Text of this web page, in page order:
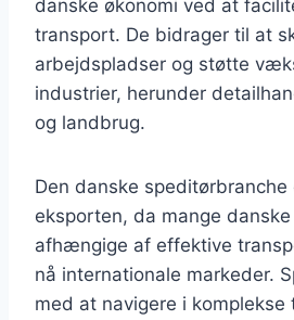
danske økonomi ved at
transport. De bidrager til at
arbejdspladser og støtte
industrier, herunder
og landbrug.
Den danske
eksporten, da mange
afhængige af effektive
nå internationale markeder.
med at navigere i komplekse